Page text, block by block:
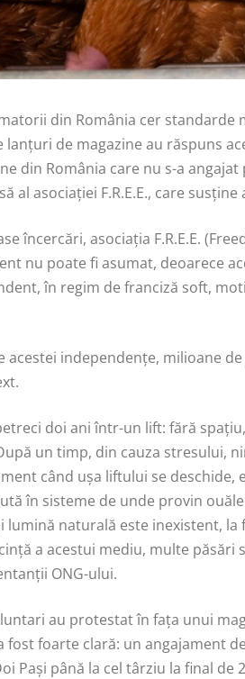
din România cer
de magazine au răspuns
din România care nu s-a
al asociației F.R.E.E., care
încercări, asociația F.R.E.E.
nu poate fi asumat, deoarece
în regim de franciză soft,
acestei independențe, milioane
doi ani într-un lift: fără
un timp, din cauza stresului,
când ușa liftului se
în sisteme de unde provin
lumină naturală este inexistent,
a acestui mediu, multe
ONG-ului.
au protestat în fața unui
fost foarte clară: un angajament
Pași până la cel târziu la final de